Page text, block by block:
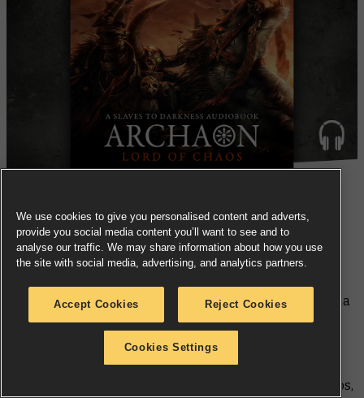
RESERVA AHORA
Archaon, en otro tiempo un leal templario sigmarita, ha
caído en las garras de los Dioses del Caos. Totalmente
entregado a la destrucción del Imperio, busca seis
grandes tesoros en nombre de los Poderes Ruinosos.
Desde Bretonia hasta los Yermos meridionales del Caos,
We use cookies to give you personalised content and adverts,
provide you social media content you’ll want to see and to
analyse our traffic. We may share information about how you use
the site with social media, advertising, and analytics partners.
Accept Cookies Reject Cookies
Cookies Settings